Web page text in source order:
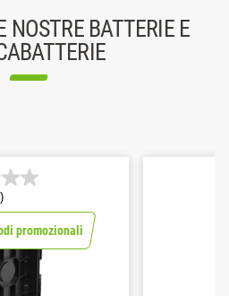
NOSTRE BATTERIE E
promozionali